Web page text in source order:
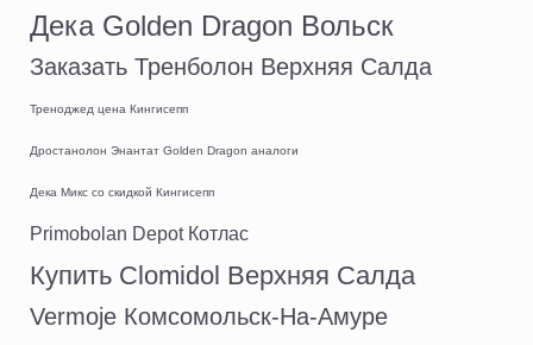
Дека Golden Dragon Вольск
Заказать Тренболон Верхняя Салда
Треноджед цена Кингисепп
Дростанолон Энантат Golden Dragon аналоги
Дека Микс со скидкой Кингисепп
Primobolan Depot Котлас
Купить Clomidol Верхняя Салда
Vermoje Комсомольск-На-Амуре